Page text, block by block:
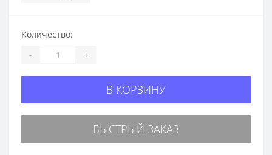
Количество:
- +
В КОРЗИНУ
БЫСТРЫЙ ЗАКАЗ